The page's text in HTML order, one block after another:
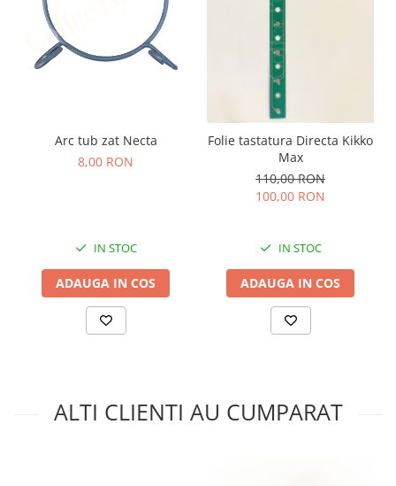
Arc tub zat Necta
8,00 RON
IN STOC
ADAUGA IN COS
Folie tastatura Directa Kikko
Max
110,00 RON
100,00 RON
IN STOC
ADAUGA IN COS
ALTI CLIENTI AU CUMPARAT